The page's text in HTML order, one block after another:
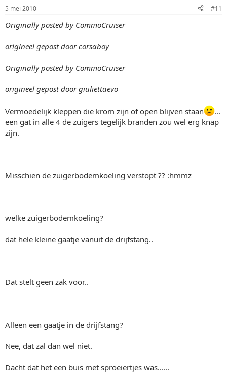
5 mei 2010 #11
Originally posted by CommoCruiser
origineel gepost door corsaboy
Originally posted by CommoCruiser
origineel gepost door giuliettaevo
Vermoedelijk kleppen die krom zijn of open blijven staan
...
een gat in alle 4 de zuigers tegelijk branden zou wel erg knap
zijn.
Misschien de zuigerbodemkoeling verstopt ?? :hmmz
welke zuigerbodemkoeling?
dat hele kleine gaatje vanuit de drijfstang..
Dat stelt geen zak voor..
Alleen een gaatje in de drijfstang?
Nee, dat zal dan wel niet.
Dacht dat het een buis met sproeiertjes was......